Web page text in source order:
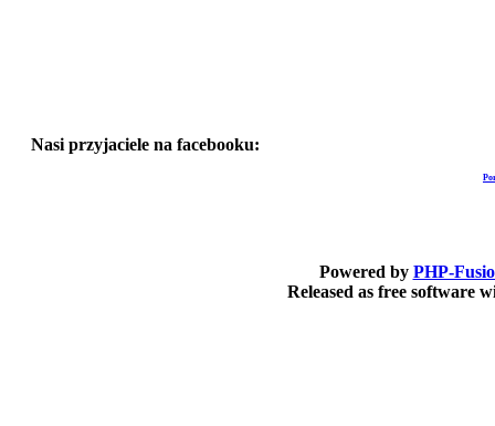
Nasi przyjaciele na facebooku:
Powered by PHP-
Released as free software